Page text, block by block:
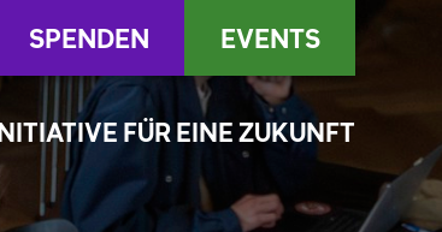
INITIATIVE FÜR EINE ZUKUNFT
SPENDEN EVENTS